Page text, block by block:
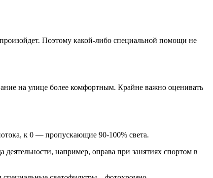
Поэтому какой-либо специальной помощи не
на улице более комфортным. Крайне важно оценивать
к 0 — пропускающие 90-100% света.
например, оправа при занятиях спортом в